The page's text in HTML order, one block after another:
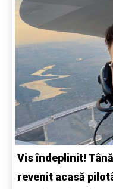
Vis îndeplinit!
revenit acasă